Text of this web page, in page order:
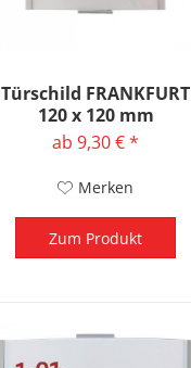
Türschild FRANKFURT
120 x 120 mm
ab 9,30 € *
Merken
Zum Produkt